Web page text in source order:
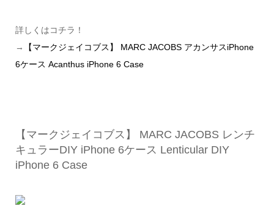
詳しくはコチラ！
→
【マークジェイコブス】 MARC JACOBS アカンサスiPhone
6ケース Acanthus iPhone 6 Case
【マークジェイコブス】 MARC JACOBS レンチ
キュラーDIY iPhone 6ケース Lenticular DIY
iPhone 6 Case